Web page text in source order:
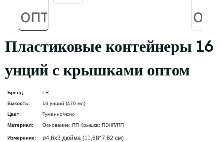
Пластиковые контейнеры 16
унций с крышками оптом
Бренд:
LR
Емкость:
16 унций (470 мл)
Цвет:
Туманно/ясно
Материал:
Основание: ПП Крышка: ПЭНП/ПП
Измерение: ø4,6x3 дюйма (11,68*7,62 см)